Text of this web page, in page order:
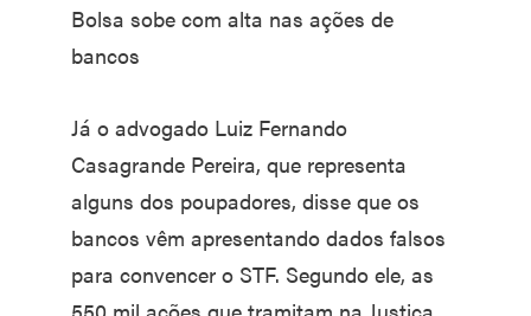
Bolsa sobe com alta nas ações de
bancos
Já o advogado Luiz Fernando
Casagrande Pereira, que representa
alguns dos poupadores, disse que os
bancos vêm apresentando dados falsos
para convencer o STF. Segundo ele, as